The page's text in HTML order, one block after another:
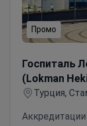
Промо
Госпиталь
(Lokman
Турция,
Аккредитации